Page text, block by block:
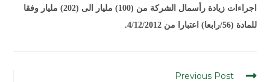
اجراءات زيادة رأسمال الشركة من (100) مليار الى (202) مليار وفقا
للمادة (56/رابعا) اعتبارا من 4/12/2012.
Previous Post